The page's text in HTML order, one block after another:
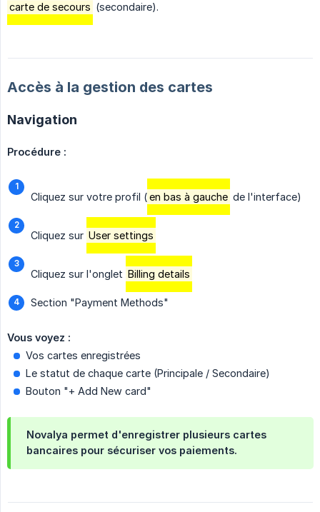
carte de secours (secondaire).
Accès à la gestion des cartes
Navigation
Procédure :
Cliquez sur votre profil (en bas à gauche de l'interface)
Cliquez sur User settings
Cliquez sur l'onglet Billing details
Section "Payment Methods"
Vous voyez :
Vos cartes enregistrées
Le statut de chaque carte (Principale / Secondaire)
Bouton "+ Add New card"
Novalya permet d'enregistrer plusieurs cartes
bancaires pour sécuriser vos paiements.